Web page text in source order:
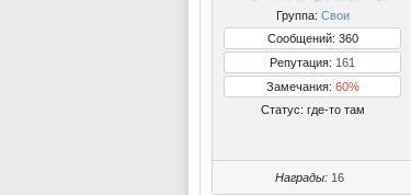
Группа: Свои
Сообщений: 360
Репутация: 161
Замечания: 60%
Статус: где-то там
Награды: 16